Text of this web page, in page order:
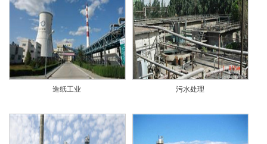
造纸工业 污水处理